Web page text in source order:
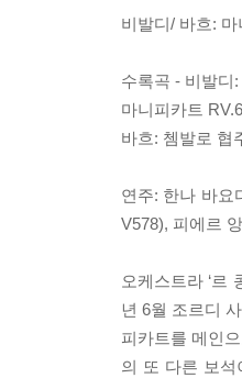
비발디/ 바흐:
수록곡 - 비발디
마니피카트
바흐: 쳄발로 협
연주: 한나 바요
V578), 피에르
오케스트라 ‘르
년 6월 조르디
피카트를 메인
의 또 다른 보석